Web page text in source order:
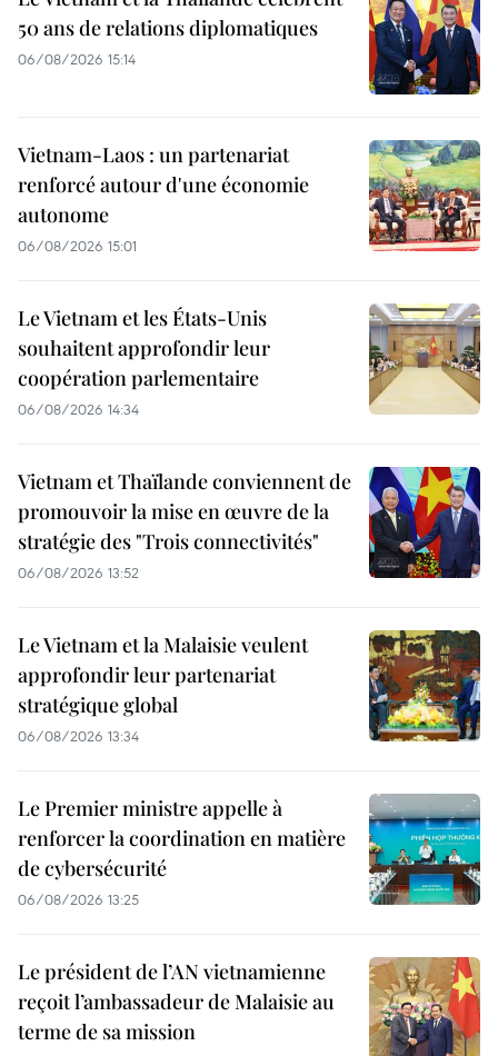
50 ans de relations diplomatiques
06/08/2026 15:14
Vietnam-Laos : un partenariat
renforcé autour d'une économie
autonome
06/08/2026 15:01
Le Vietnam et les États-Unis
souhaitent approfondir leur
coopération parlementaire
06/08/2026 14:34
Vietnam et Thaïlande conviennent de
promouvoir la mise en œuvre de la
stratégie des "Trois connectivités"
06/08/2026 13:52
Le Vietnam et la Malaisie veulent
approfondir leur partenariat
stratégique global
06/08/2026 13:34
Le Premier ministre appelle à
renforcer la coordination en matière
de cybersécurité
06/08/2026 13:25
Le président de l’AN vietnamienne
reçoit l’ambassadeur de Malaisie au
terme de sa mission